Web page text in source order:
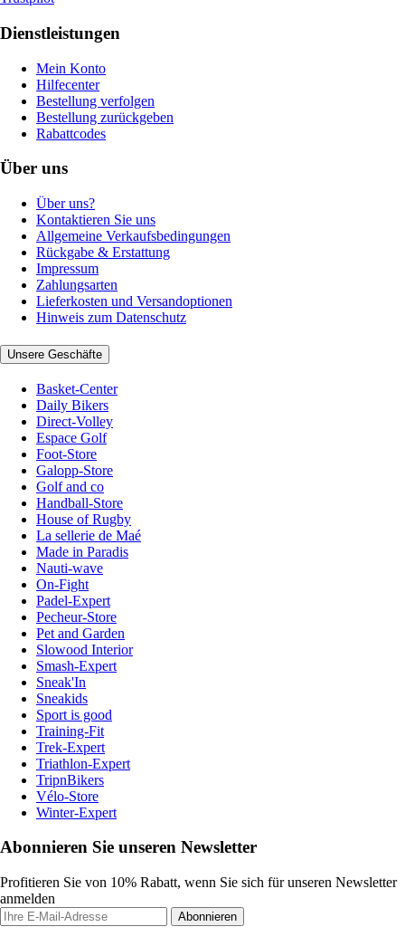
Dienstleistungen
Mein Konto
Hilfecenter
Bestellung verfolgen
Bestellung zurückgeben
Rabattcodes
Über uns
Über uns?
Kontaktieren Sie uns
Allgemeine Verkaufsbedingungen
Rückgabe & Erstattung
Impressum
Zahlungsarten
Lieferkosten und Versandoptionen
Hinweis zum Datenschutz
Unsere Geschäfte
Basket-Center
Daily Bikers
Direct-Volley
Espace Golf
Foot-Store
Galopp-Store
Golf and co
Handball-Store
House of Rugby
La sellerie de Maé
Made in Paradis
Nauti-wave
On-Fight
Padel-Expert
Pecheur-Store
Pet and Garden
Slowood Interior
Smash-Expert
Sneak'In
Sneakids
Sport is good
Training-Fit
Trek-Expert
Triathlon-Expert
TripnBikers
Vélo-Store
Winter-Expert
Abonnieren Sie unseren Newsletter
Profitieren Sie von 10% Rabatt, wenn Sie sich für unseren Newsletter
anmelden
Abonnieren